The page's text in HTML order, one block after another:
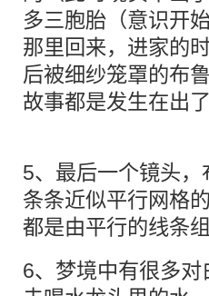
多三胞胎（意识开
那里回来，进家的
后被细纱笼罩的布
故事都是发生在出
5、最后一个镜头
条条近似平行网格
都是由平行的线
6、梦境中有很多